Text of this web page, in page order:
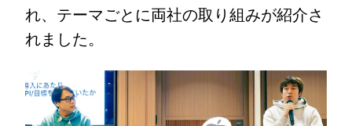
れ、テーマごとに両社の取り組みが紹介さ
れました。